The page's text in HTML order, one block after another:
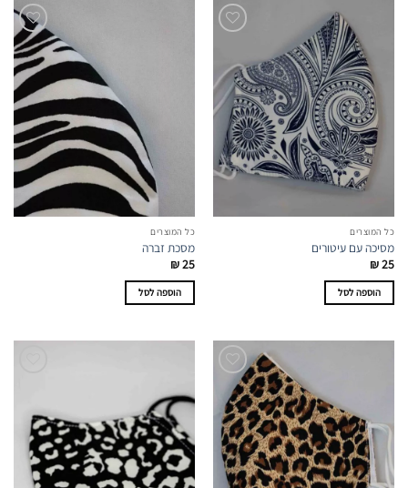
כל המוצרים
מסיכה עם עיטורים
₪25
הוספה לסל
כל המוצרים
מסכת זברה
₪25
הוספה לסל